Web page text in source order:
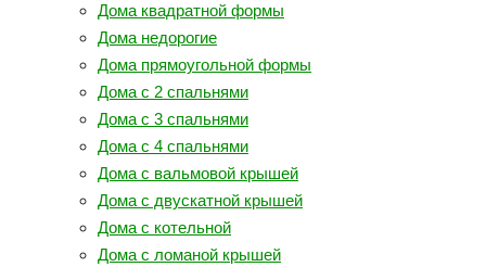
Дома квадратной формы
Дома недорогие
Дома прямоугольной формы
Дома с 2 спальнями
Дома с 3 спальнями
Дома с 4 спальнями
Дома с вальмовой крышей
Дома с двускатной крышей
Дома с котельной
Дома с ломаной крышей